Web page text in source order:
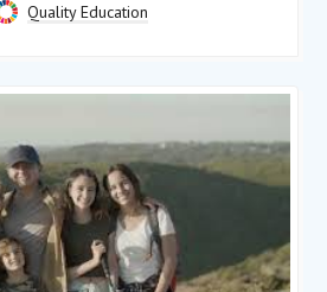
Quality Education